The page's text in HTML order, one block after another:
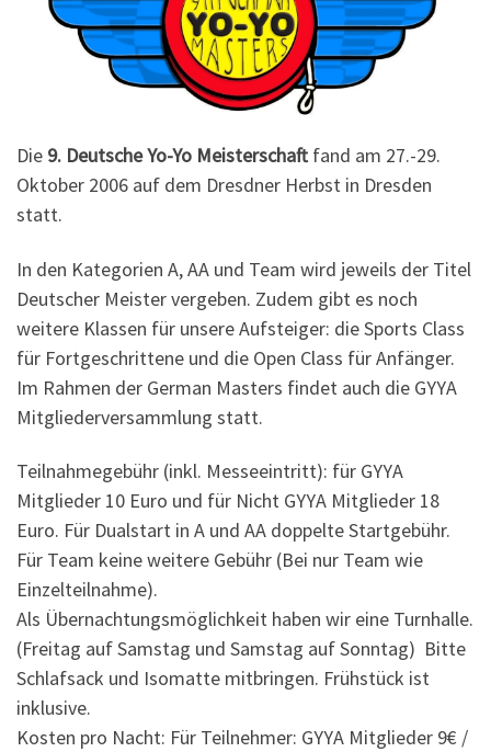
Die 9. Deutsche Yo-Yo Meisterschaftfand am 27.-29.
Oktober 2006 auf dem Dresdner Herbst in Dresden
statt.
In den Kategorien A, AA und Team wird jeweils der Titel
Deutscher Meister vergeben. Zudem gibt es noch
weitere Klassen für unsere Aufsteiger: die Sports Class
für Fortgeschrittene und die Open Class für Anfänger.
Im Rahmen der German Masters findet auch die GYYA
Mitgliederversammlung statt.
Teilnahmegebühr (inkl. Messeeintritt): für GYYA
Mitglieder 10 Euro und für Nicht GYYA Mitglieder 18
Euro. Für Dualstart in A und AA doppelte Startgebühr.
Für Team keine weitere Gebühr (Bei nur Team wie
Einzelteilnahme).
Als Übernachtungsmöglichkeit haben wir eine Turnhalle.
(Freitag auf Samstag und Samstag auf Sonntag) Bitte
Schlafsack und Isomatte mitbringen. Frühstück ist
inklusive.
Kosten pro Nacht: Für Teilnehmer: GYYA Mitglieder 9€ /